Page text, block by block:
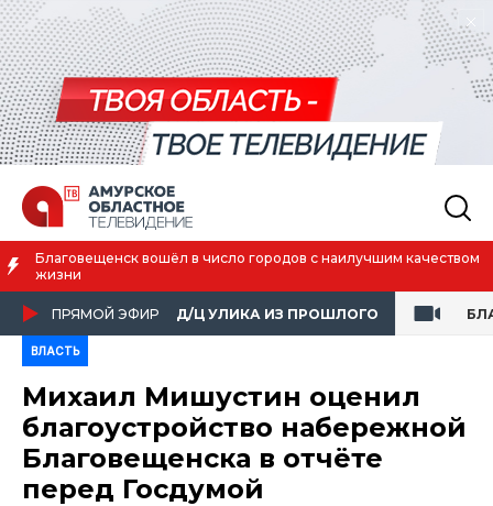
Благовещенск вошёл в число городов с наилучшим качеством
жизни
ПРЯМОЙ ЭФИР Д/Ц УЛИКА ИЗ ПРОШЛОГО
ВЛАСТЬ
Михаил Мишустин оценил
благоустройство набережной
Благовещенска в отчёте
перед Госдумой